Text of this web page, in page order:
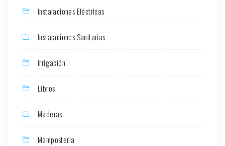
Instalaciones Eléctricas
Instalaciones Sanitarias
Irrigación
Libros
Maderas
Mamposteria